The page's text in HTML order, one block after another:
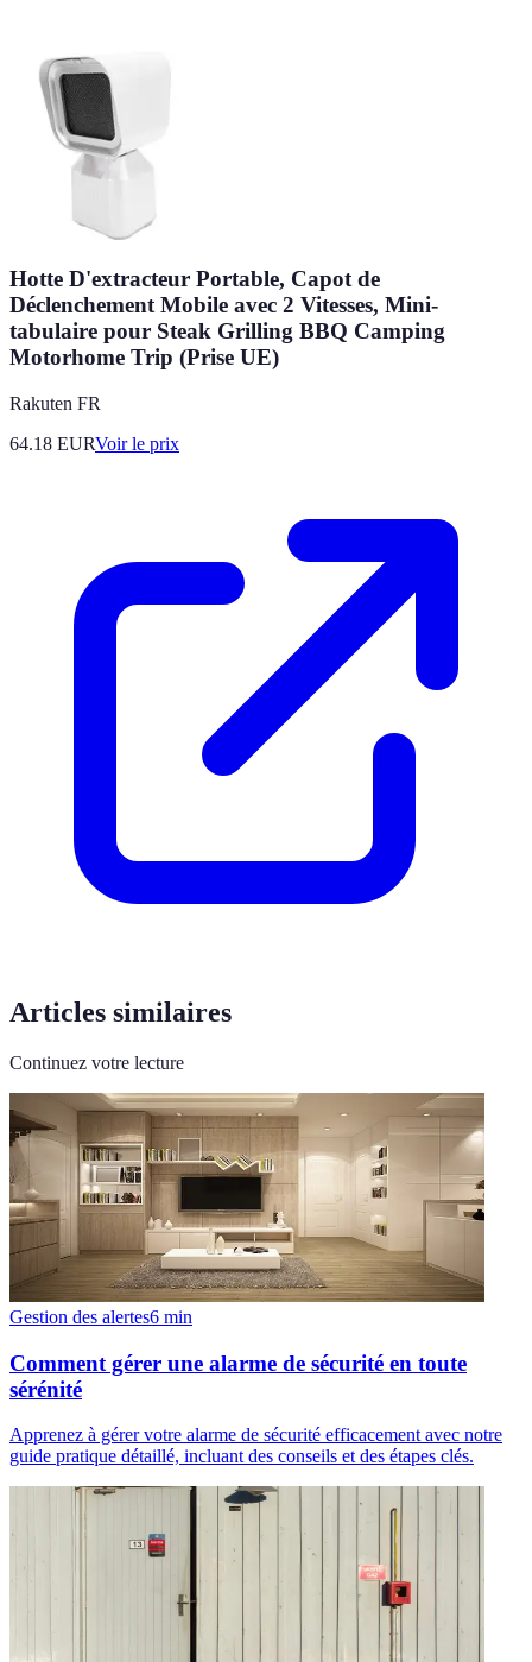
Hotte D'extracteur Portable, Capot de
Déclenchement Mobile avec 2 Vitesses, Mini-
tabulaire pour Steak Grilling BBQ Camping
Motorhome Trip (Prise UE)
Rakuten FR
64.18 EURVoir le prix
Articles similaires
Continuez votre lecture
Gestion des alertes6 min
Comment gérer une alarme de sécurité en toute
sérénité
Apprenez à gérer votre alarme de sécurité efficacement avec notre
guide pratique détaillé, incluant des conseils et des étapes clés.